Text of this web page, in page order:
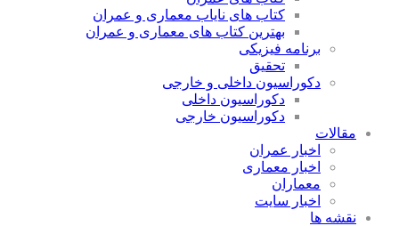
کتاب های نایاب معماری و عمران
بهترین کتاب های معماری و عمران
برنامه فیزیکی
تحقیق
دکوراسیون داخلی و خارجی
دکوراسیون داخلی
دکوراسیون خارجی
مقالات
اخبار عمران
اخبار معماری
معماران
اخبار سایت
نقشه ها